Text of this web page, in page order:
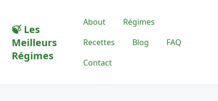
🍃 Les
Meilleurs
Régimes
About
Régimes
Recettes
Blog
FAQ
Contact